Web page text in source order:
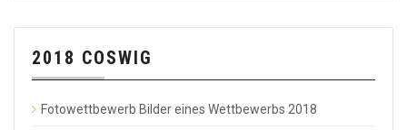
2018 COSWIG
Fotowettbewerb Bilder eines Wettbewerbs 2018